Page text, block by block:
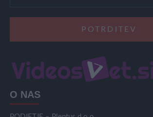
O NAS